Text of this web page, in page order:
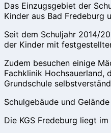
Das Einzugsgebiet der
Kinder aus Bad Fredeburg
Seit dem Schuljahr 2014/
der Kinder mit
Zudem besuchen einige
Fachklinik Hochsauerland,
Grundschule
Schulgebäude und Gelände
Die KGS Fredeburg liegt